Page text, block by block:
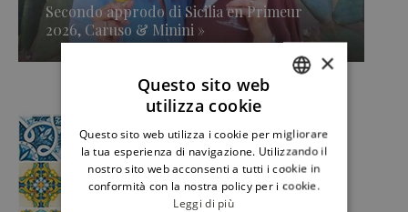
Secondo approdo di Sicilia en Primeur
2026, Caruso & Minini »
ENGLISH
×
Questo sito web
utilizza cookie
Questo sito web utilizza i cookie per migliorare
la tua esperienza di navigazione. Utilizzando il
nostro sito web acconsenti a tutti i cookie in
conformità con la nostra policy per i cookie.
Leggi di più